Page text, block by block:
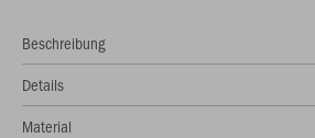
Beschreibung
Details
Material